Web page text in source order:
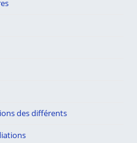
des différents